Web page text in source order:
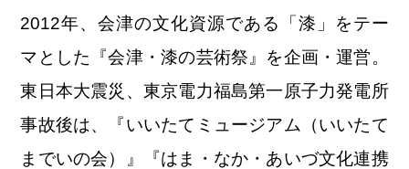
2012年、会津の文化資源である「漆」をテー
マとした『会津・漆の芸術祭』を企画・運営。
東日本大震災、東京電力福島第一原子力発電所
事故後は、『いいたてミュージアム（いいたて
までいの会）』『はま・なか・あいづ文化連携